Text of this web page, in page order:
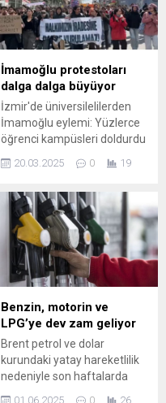
Ekonomi ve Toplum
Araştırmaları Vakfı ...
İmamoğlu protestoları
dalga dalga büyüyor
İzmir'de üniversilelilerden
İmamoğlu eylemi: Yüzlerce
öğrenci kampüsleri doldurdu
Belediyesi'ne yönelik
İBB Başkanı Ekrem
İmamoğlu ile 87 kişinin
gözaltına alınması ülke
genelinde tepki ile ...
20.03.2025 0 19
Benzin, motorin ve
LPG’ye dev zam geliyor
Brent petrol ve dolar
kurundaki yatay hareketlilik
nedeniyle son haftalarda
akaryakıt fiyatlarında
01.06.2025 0 26